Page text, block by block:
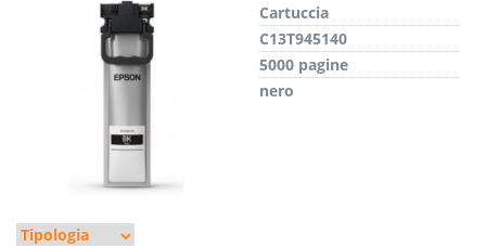
Cartuccia
C13T945140
5000 pagine
nero